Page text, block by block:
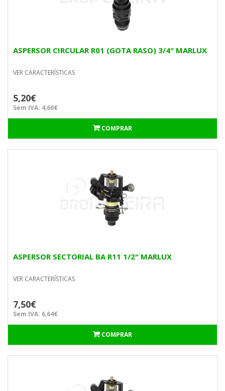
ASPERSOR CIRCULAR R01 (GOTA RASO) 3/4" MARLUX
VER CARACTERÍSTICAS
5,20€
Sem IVA: 4,60€
COMPRAR
ASPERSOR SECTORIAL BA R11 1/2" MARLUX
VER CARACTERÍSTICAS
7,50€
Sem IVA: 6,64€
COMPRAR